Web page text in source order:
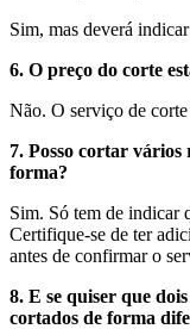
Sim, mas deverá
6. O preço do corte
Não. O serviço de
7. Posso cortar vários
forma?
Sim. Só tem de indicar
Certifique-se de ter
antes de confirmar o
8. E se quiser que
cortados de forma